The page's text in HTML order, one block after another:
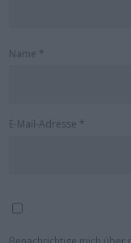
Name *
E-Mail-Adresse *